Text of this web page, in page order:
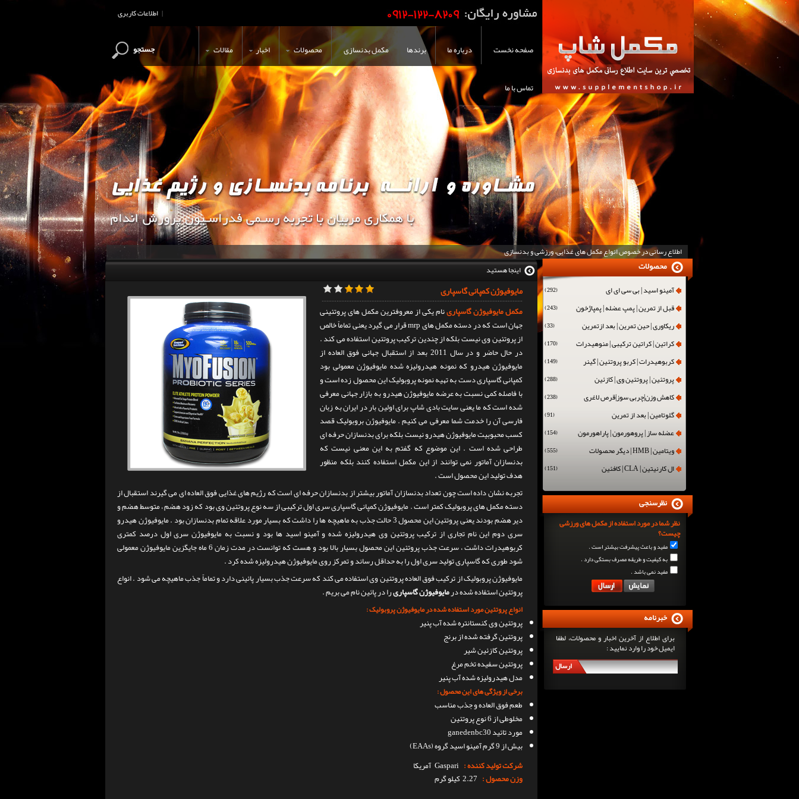
اطلاعات کاربری |
صفحه نخست درباره ما برندها مکمل بدنسازی محصولات اخبار مقالات
تماس با ما
جستجو
اطلاع رسانی در خصوص انواع مکمل های غذایی، ورزشی و بدنسازی
این وب سایت جهت اطلاع رسانی و
اینجا هستید
مایوفیوژن کمپانی گاسپاری
مکمل مایوفیوژن گاسپارینام یکی از معروفترین مکمل های پروتئینی
جهان است که در دسته مکمل های mrp قرار می گیرد یعنی تماماً خالص
از پروتئین وی نیست بلکه از چندین ترکیب پروتئین استفاده می کند .
در حال حاضر و در سال 2011 بعد از استقبال جهانی فوق العاده از
مایوفیوژن هیدرو که نمونه هیدرولیزه شده مایوفیوژن معمولی بود
کمپانی گاسپاری دست به تهیه نمونه پروبولیک این محصول زده است و
با فاصله کمی نسبت به عرضه مایوفیوژن هیدرو به بازار جهانی معرفی
شده است که ما یعنی سایت بادی شاپ برای اولین بار در ایران به زبان
فارسی آن را خدمت شما معرفی می کنیم . مایوفیوژن بروبولیک قصد
کسب محبوبیت مایوفیوژن هیدرو نیست بلکه برای بدنسازان حرفه ای
طراحی شده است . این موضوع که گفتم به این معنی نیست که
بدنسازان آماتور نمی توانند از این مکمل استفاده کنند بلکه منظور
هدف تولید این محصول است .
تجربه نشان داده است چون تعداد بدنسازان آماتور بیشتر از بدنسازان حرفه ای است که رژیم های غذایی فوق العاده ای می گیرند استقبال از
دسته مکمل های پروبولیک کمتر است . مایوفیوژن کمپانی گاسپاری سری اول ترکیبی از سه نوع پروتئین وی بود که زود هضم ، متوسط هضم و
دیر هضم بودند یعنی پروتئین این محصول 3 حالت جذب به ماهیچه ها را داشت که بسیار مورد علاقه تمام بدنسازان بود . مایوفیوژن هیدرو
سری دوم این نام تجاری از ترکیب پروتئین وی هیدرولیزه شده و آمینو اسید ها بود و نسبت به مایوفیوژن سری اول درصد کمتری
کربوهیدرات داشت ، سرعت جذب پروتئین این محصول بسیار بالا بود و هست که توانست در مدت زمان 6 ماه جایگزین مایوفیوژن معمولی
شود طوری که گاسپاری تولید سری اول را به حداقل رساند و تمرکز روی مایوفیوژن هیدرولیزه شده کرد .
مایوفیوژن پروبولیک از ترکیب فوق العاده پروتئین وی استفاده می کند که سرعت جذب بسیار پائینی دارد و تماماً جذب ماهیچه می شود . انواع
پروتئین استفاده شده درمایوفیوژن گاسپاریرا در پائین نام می بریم .
انواع پروتئین مورد استفاده شده در مایوفیوژن پروبولیک :
پروتئین وی کنستانتره شده آب پنیر
پروتئین گرفته شده از برنج
پروتئین کازئین شیر
پروتئین سفیده تخم مرغ
مدل هیدرولیزه شده آب پنیر
برخی از ویژگی های این محصول :
طعم فوق العاده و جذب مناسب
مخلوطی از 6 نوع پروتئین
مورد تائید ganedenbc30
بیش از 9 گرم آمینو اسید گروه (EAAs)
شرکت تولید کننده : Gaspari آمریکا
وزن محصول : 2.27 کیلو گرم
آمینو اسید | بی سی ای ای (292)
قبل از تمرین | پمپ عضله | پمپاژخون (243)
ریکاوری | حین تمرین | بعد ازتمرین (33)
کراتین | کراتین ترکیبی | منوهیدرات (170)
کربوهیدرات | کربو پروتئین | گینر (149)
پروتئین | پروتئین وی | کازئین (288)
کاهش وزن|چربی سوز|قرص لاغری (238)
گلوتامین | بعد از تمرین (91)
عضله ساز | پروهورمون | پاراهورمون (154)
ویتامین | HMB | دیگر محصولات (555)
ال کارنیتین | CLA | کافئین (151)
محصولات
نظر شما در مورد استفاده از مکمل های ورزشی
چیست؟
مفید و باعث پیشرفت بیشتر است .
به کیفیت و طریقه مصرف بستگی دارد .
مفید نمی باشد .
نظرسنجی
برای اطلاع از آخرین اخبار و محصولات، لطفا
ایمیل خود را وارد نمایید :
ارسال
خبرنامه